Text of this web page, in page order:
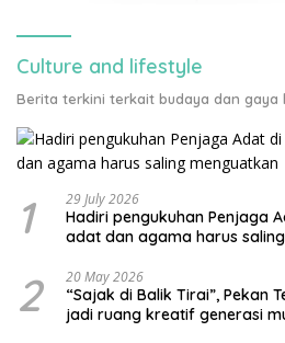
Culture and lifestyle
Berita terkini terkait budaya dan gaya
1 29 July 2026
Hadiri pengukuhan Penjaga
adat dan agama harus
2 20 May 2026
“Sajak di Balik Tirai”, Pekan
jadi ruang kreatif generasi